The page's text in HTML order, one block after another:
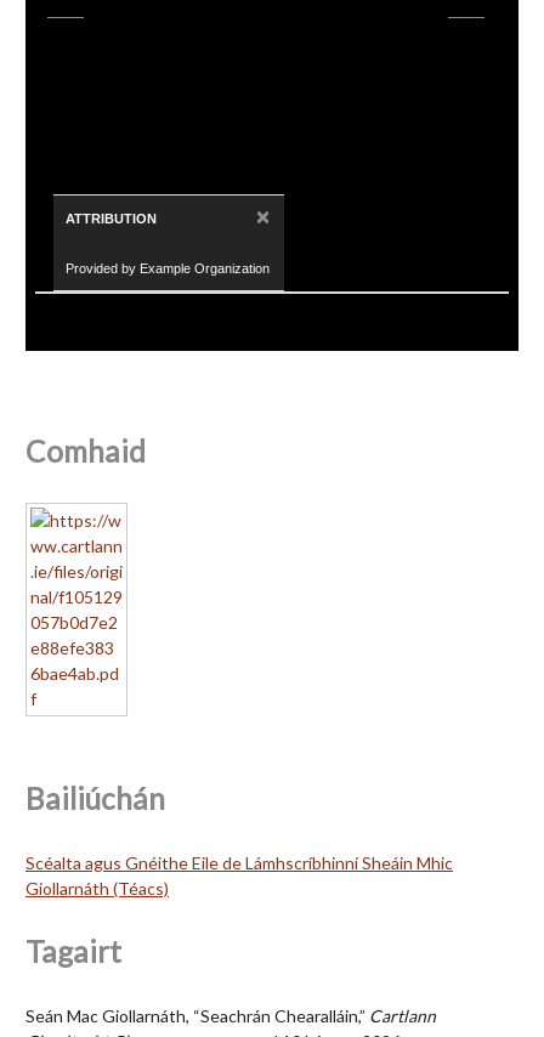
ATTRIBUTION ×
Provided by Example Organization
Comhaid
Bailiúchán
Scéalta agus Gnéithe Eile de Lámhscríbhinní Sheáin Mhic
Giollarnáth (Téacs)
Tagairt
Seán Mac Giollarnáth, “Seachrán Chearalláin,” Cartlann